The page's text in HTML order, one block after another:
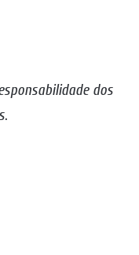
dos
.